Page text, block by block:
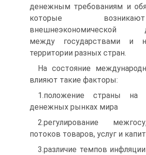
денежным требованиям и
которые
внешнеэкономической
между государствами и
территории разных стран.
На состояние
влияют такие факторы:
1.положение страны на
денежных рынках мира
2.регулирование
потоков товаров, услуг и
3.различие темпов